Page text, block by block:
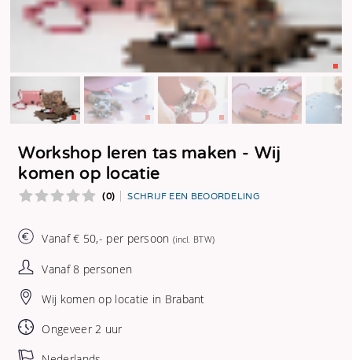
Workshop leren tas maken - Wij
komen op locatie
(0) SCHRIJF EEN BEOORDELING
Vanaf € 50,- per persoon (incl. BTW)
Vanaf 8 personen
Wij komen op locatie in Brabant
Ongeveer 2 uur